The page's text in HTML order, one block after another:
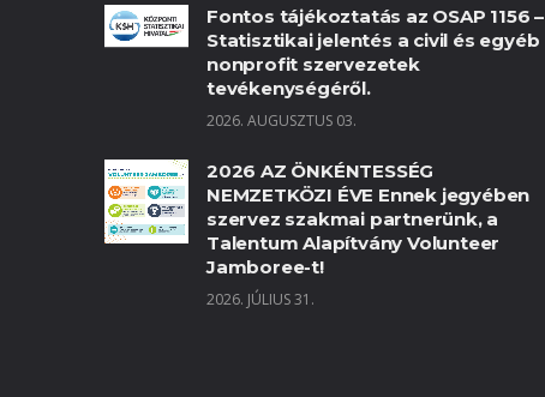
Fontos tájékoztatás az OSAP 1156 –
Statisztikai jelentés a civil és egyéb
nonprofit szervezetek
tevékenységéről.
2026. AUGUSZTUS 03.
2026 AZ ÖNKÉNTESSÉG
NEMZETKÖZI ÉVE Ennek jegyében
szervez szakmai partnerünk, a
Talentum Alapítvány Volunteer
Jamboree-t!
2026. JÚLIUS 31.